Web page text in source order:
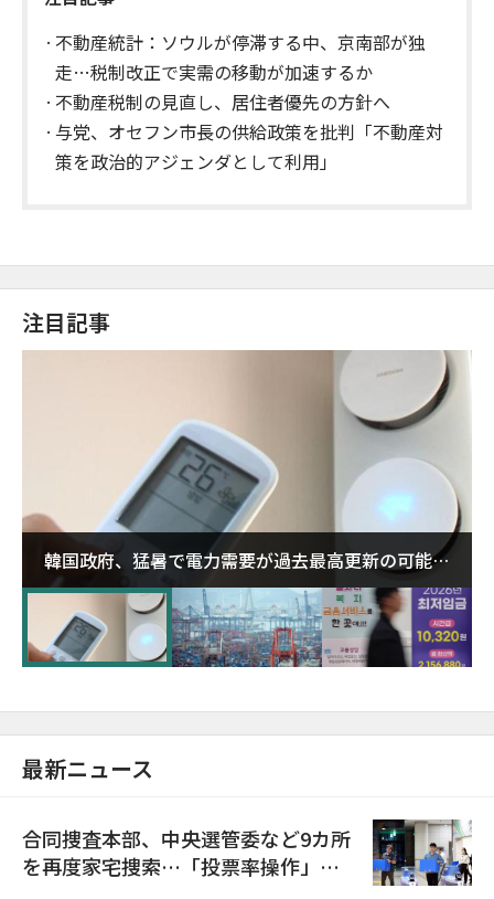
不動産統計：ソウルが停滞する中、京南部が独
走…税制改正で実需の移動が加速するか
不動産税制の見直し、居住者優先の方針へ
与党、オセフン市長の供給政策を批判「不動産対
策を政治的アジェンダとして利用」
注目記事
韓国政府、猛暑で電力需要が過去最高更新の可能性
に需給対応体制を点検
最新ニュース
合同捜査本部、中央選管委など9カ所
を再度家宅捜索…「投票率操作」の